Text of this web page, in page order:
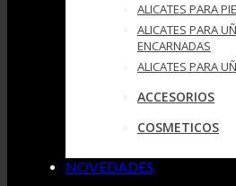
ALICATES PARA
ALICATES PARA
ENCARNADAS
ALICATES PARA
ACCESORIOS
COSMETICOS
NOVEDADES